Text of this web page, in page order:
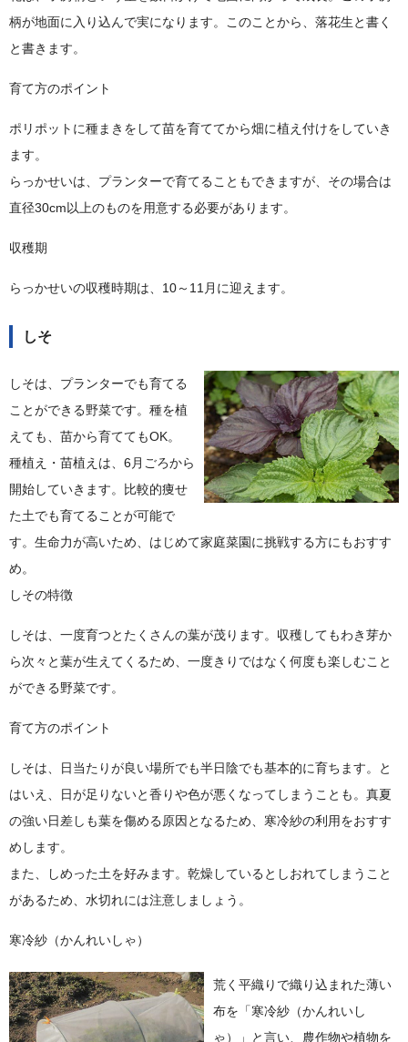
柄が地面に入り込んで実になります。このことから、落花生と書く
と書きます。
育て方のポイント
ポリポットに種まきをして苗を育ててから畑に植え付けをしていき
ます。
らっかせいは、プランターで育てることもできますが、その場合は
直径30cm以上のものを用意する必要があります。
収穫期
らっかせいの収穫時期は、10～11月に迎えます。
しそ
しそは、プランターでも育てる
ことができる野菜です。種を植
えても、苗から育ててもOK。
種植え・苗植えは、6月ごろから
開始していきます。比較的痩せ
た土でも育てることが可能で
す。生命力が高いため、はじめて家庭菜園に挑戦する方にもおすす
め。
しその特徴
しそは、一度育つとたくさんの葉が茂ります。収穫してもわき芽か
ら次々と葉が生えてくるため、一度きりではなく何度も楽しむこと
ができる野菜です。
育て方のポイント
しそは、日当たりが良い場所でも半日陰でも基本的に育ちます。と
はいえ、日が足りないと香りや色が悪くなってしまうことも。真夏
の強い日差しも葉を傷める原因となるため、寒冷紗の利用をおすす
めします。
また、しめった土を好みます。乾燥しているとしおれてしまうこと
があるため、水切れには注意しましょう。
寒冷紗（かんれいしゃ）
荒く平織りで織り込まれた薄い
布を「寒冷紗（かんれいし
ゃ）」と言い、農作物や植物を